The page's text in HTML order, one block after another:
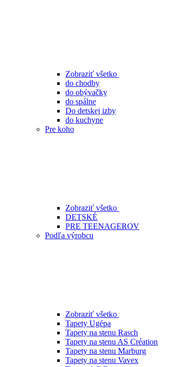
Zobraziť všetko
do chodby
do obývačky
do spálne
Do detskej izby
do kuchyne
Pre koho
Zobraziť všetko
DETSKÉ
PRE TEENAGEROV
Podľa výrobcu
Zobraziť všetko
Tapety Ugépa
Tapety na stenu Rasch
Tapety na stenu AS Création
Tapety na stenu Marburg
Tapety na stenu Vavex